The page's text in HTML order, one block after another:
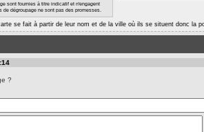
sont fournies à titre indicatif et n'engagent
dégroupage ne sont pas des promesses.
se fait à partir de leur nom et de la ville où ils se situent donc la
?